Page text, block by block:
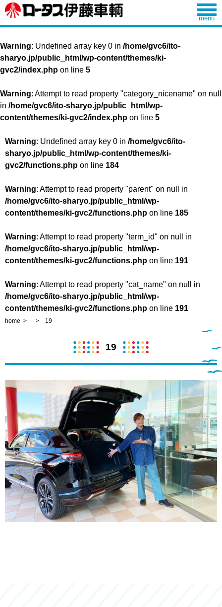
Warning: Undefined array key 0 in /home/gvc6/ito-
sharyo.jp/public_html/wp-content/themes/ki-
gvc2/index.php on line 5
Warning: Attempt to read property "category_nicename" on null
in /home/gvc6/ito-sharyo.jp/public_html/wp-
content/themes/ki-gvc2/index.php on line 5
Warning: Undefined array key 0 in /home/gvc6/ito-
sharyo.jp/public_html/wp-content/themes/ki-
gvc2/functions.php on line 184
Warning: Attempt to read property "parent" on null in
/home/gvc6/ito-sharyo.jp/public_html/wp-
content/themes/ki-gvc2/functions.php on line 185
Warning: Attempt to read property "term_id" on null in
/home/gvc6/ito-sharyo.jp/public_html/wp-
content/themes/ki-gvc2/functions.php on line 191
Warning: Attempt to read property "cat_name" on null in
/home/gvc6/ito-sharyo.jp/public_html/wp-
content/themes/ki-gvc2/functions.php on line 191
home 19
19